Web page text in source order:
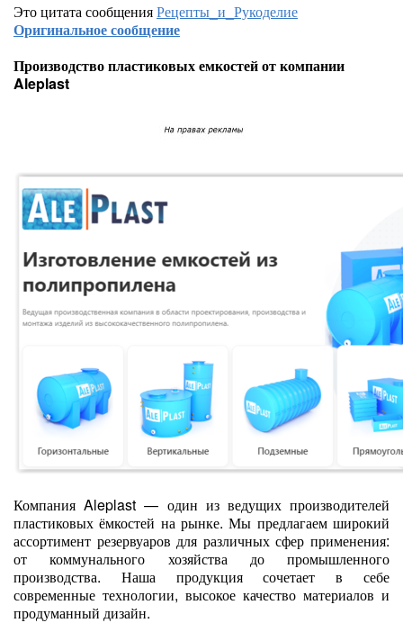
Это цитата сообщенияРецепты_и_Рукоделие
Оригинальное сообщение
Производство пластиковых емкостей от компании
Aleplast
Компания Aleplast — один из ведущих производителей
пластиковых ёмкостей на рынке. Мы предлагаем широкий
ассортимент резервуаров для различных сфер применения:
от коммунального хозяйства до промышленного
производства. Наша продукция сочетает в себе
современные технологии, высокое качество материалов и
продуманный дизайн.